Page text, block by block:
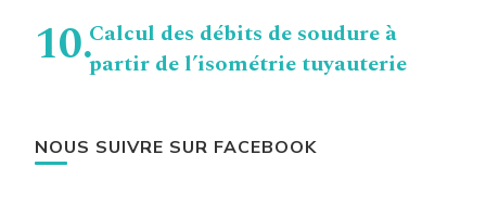
Calcul des débits de soudure à
partir de l’isométrie tuyauterie
NOUS SUIVRE SUR FACEBOOK